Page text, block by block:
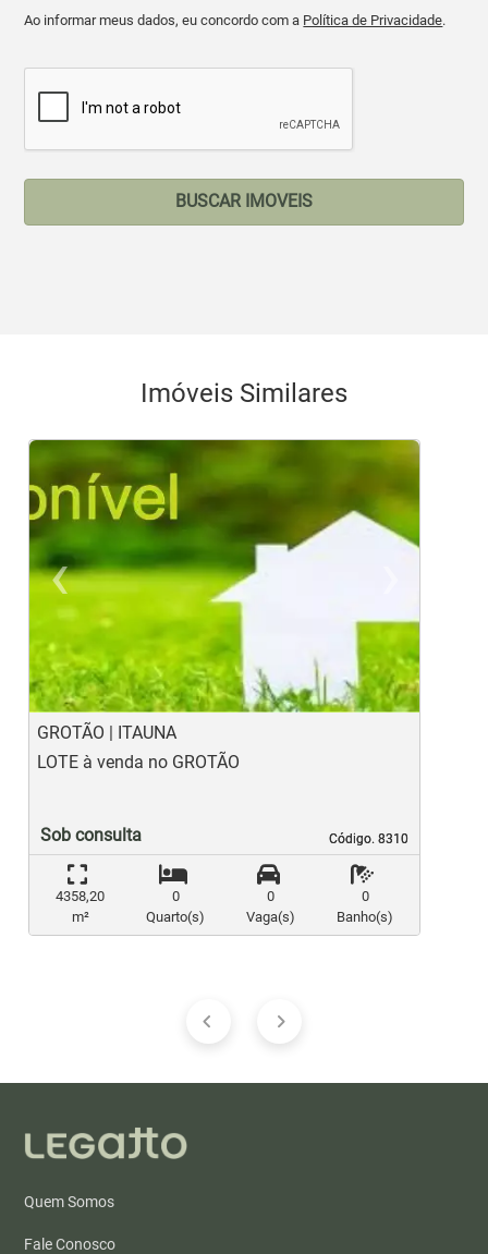
Ao informar meus dados, eu concordo com a Política de Privacidade.
BUSCAR IMOVEIS
Imóveis Similares
‹
Previous
GROTÃO | ITAUNA
Código. 8310
Código. 8310
LOTE à venda no GROTÃO
Sob consulta
4358,20
m²
0
Quarto(s)
0
Vaga(s)
0
Banho(s)
Quem Somos
Fale Conosco